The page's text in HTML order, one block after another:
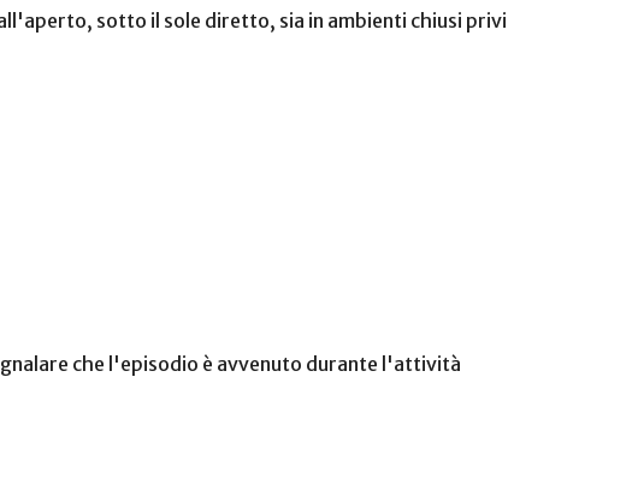
sotto il sole diretto, sia in ambienti chiusi privi
che l'episodio è avvenuto durante l'attività